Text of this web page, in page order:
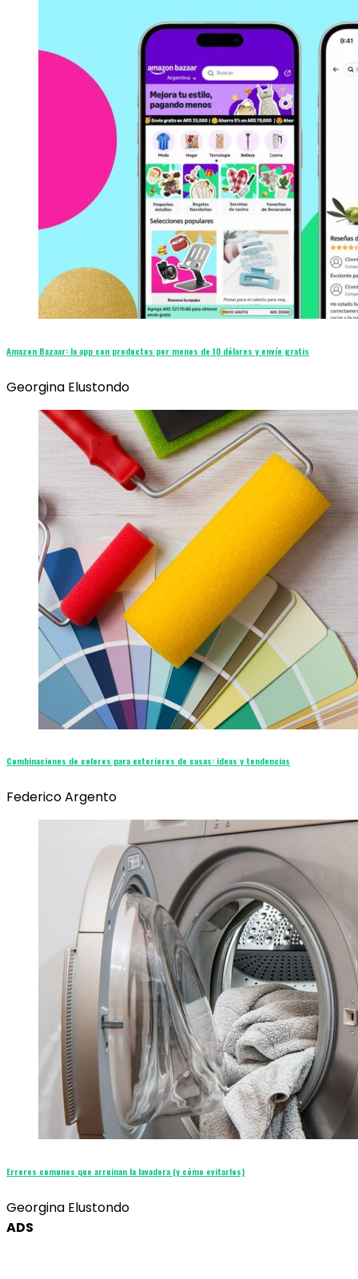
Amazon Bazaar: la app con productos por menos de 10 dólares y envío gratis
Georgina Elustondo
Combinaciones de colores para exteriores de casas: ideas y tendencias
Federico Argento
Errores comunes que arruinan la lavadora (y cómo evitarlos)
Georgina Elustondo
ADS